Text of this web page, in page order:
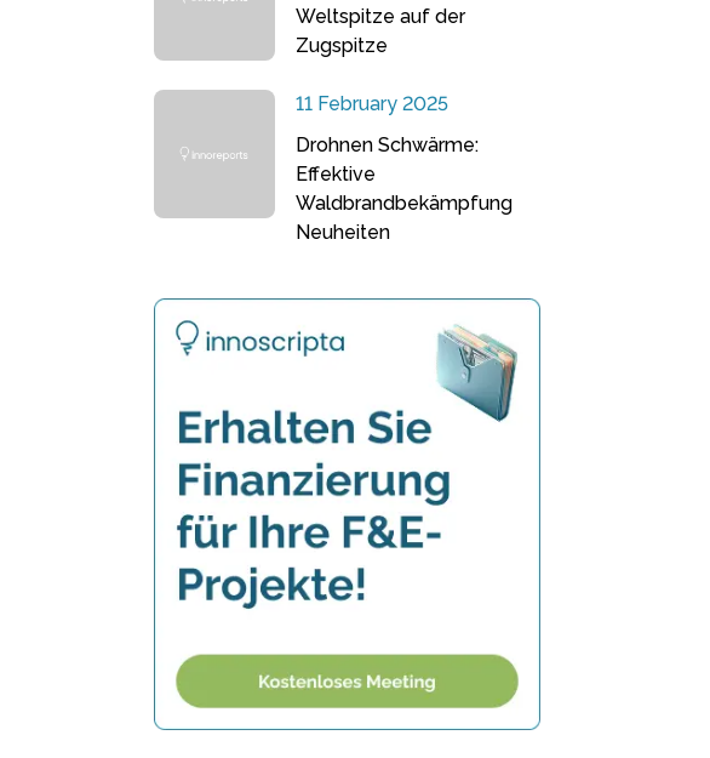
Weltspitze auf der
Zugspitze
11 February 2025
Drohnen Schwärme:
Effektive
Waldbrandbekämpfung
Neuheiten